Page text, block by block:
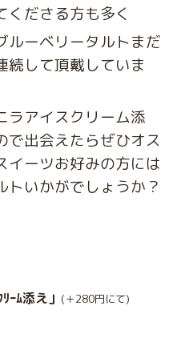
くださる方も多く
ルーベリータルトまだ
続して頂戴していま
ラアイスクリーム添
で出会えたらぜひオス
ーツお好みの方には
トいかがでしょうか？
ｰﾑ添え」 (＋280円にて)